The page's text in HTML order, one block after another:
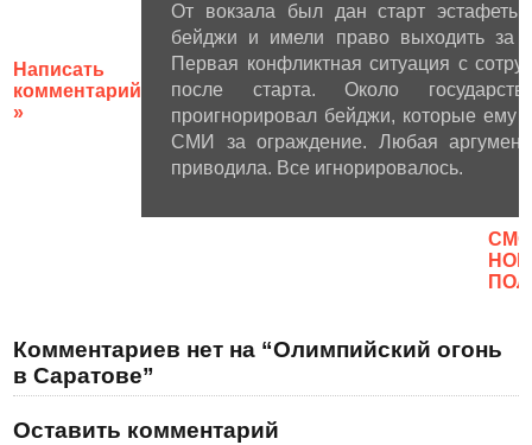
Написать
комментарий
»
От вокзала был дан старт
бейджи и имели право выходить за
Первая конфликтная ситуация с
после старта. Около
проигнорировал бейджи, которые ему
СМИ за ограждение. Любая
приводила. Все игнорировалось.
Комментариев нет на “Олимпийский огонь
в Саратове”
Оставить комментарий